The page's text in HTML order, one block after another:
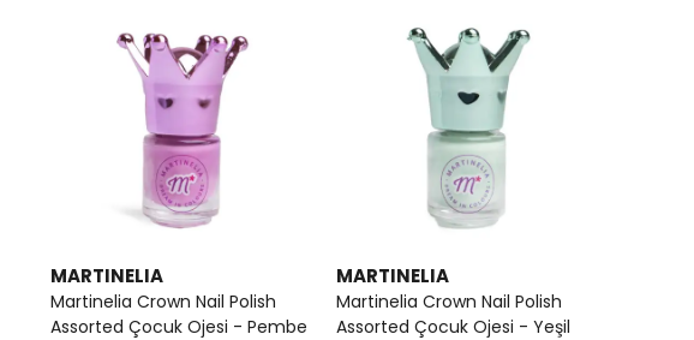
MARTINELIA
Martinelia Crown Nail Polish
Assorted Çocuk Ojesi - Pembe
MARTINELIA
Martinelia Crown Nail Polish
Assorted Çocuk Ojesi - Yeşil